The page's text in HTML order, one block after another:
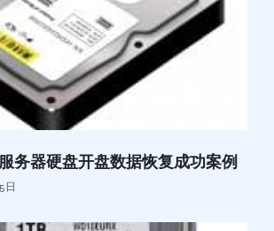
器硬盘开盘数据恢复成功案例
日